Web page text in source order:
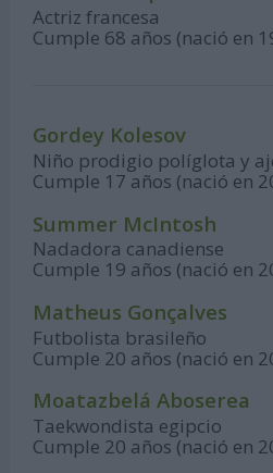
Actriz francesa
Cumple 68 años (nació en
Gordey Kolesov
Niño prodigio políglota y
Cumple 17 años (nació en
Summer McIntosh
Nadadora canadiense
Cumple 19 años (nació en
Matheus Gonçalves
Futbolista brasileño
Cumple 20 años (nació en
Moatazbelá Aboserea
Taekwondista egipcio
Cumple 20 años (nació en